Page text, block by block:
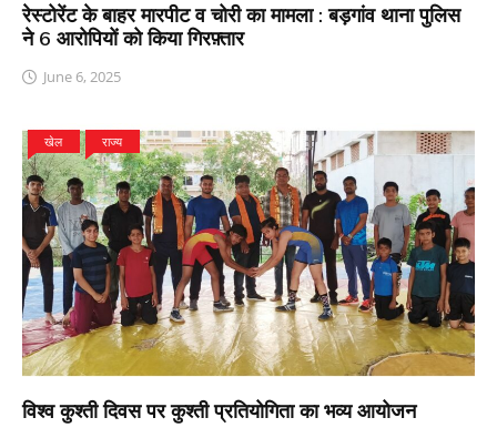
रेस्टोरेंट के बाहर मारपीट व चोरी का मामला : बड़गांव थाना पुलिस
ने 6 आरोपियों को किया गिरफ़्तार
June 6, 2025
खेल राज्य
विश्व कुश्ती दिवस पर कुश्ती प्रतियोगिता का भव्य आयोजन